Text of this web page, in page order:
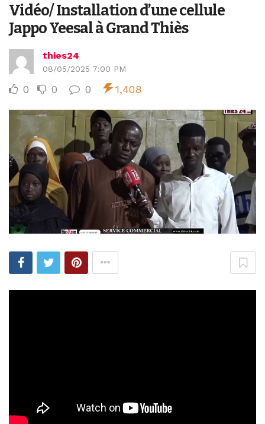
Vidéo/ Installation d’une cellule
Jappo Yeesal à Grand Thiès
thies24
08/05/2025 7:00 PM
0 0 0 1,408